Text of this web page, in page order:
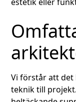
Vi förstår att det
teknik till